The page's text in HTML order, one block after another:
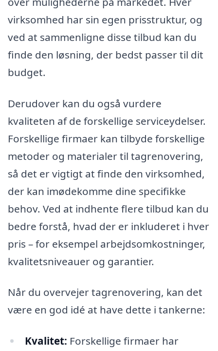
virksomhed har sin egen prisstruktur, og
ved at sammenligne disse tilbud kan du
finde den løsning, der bedst passer til dit
budget.
Derudover kan du også vurdere
kvaliteten af de forskellige serviceydelser.
Forskellige firmaer kan tilbyde forskellige
metoder og materialer til tagrenovering,
så det er vigtigt at finde den virksomhed,
der kan imødekomme dine specifikke
behov. Ved at indhente flere tilbud kan du
bedre forstå, hvad der er inkluderet i hver
pris – for eksempel arbejdsomkostninger,
kvalitetsniveauer og garantier.
Når du overvejer tagrenovering, kan det
være en god idé at have dette i tankerne:
Kvalitet: Forskellige firmaer har